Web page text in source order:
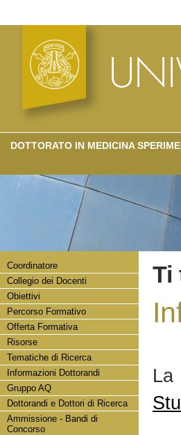
DOTTORATO IN MEDICINA
Coordinatore
Collegio dei Docenti
Obiettivi
Percorso Formativo
Offerta Formativa
Risorse
Tematiche di Ricerca
Informazioni Dottorandi
Gruppo AQ
Dottorandi e Dottori di Ricerca
Ammissione - Bandi di
Concorso
Ti
La